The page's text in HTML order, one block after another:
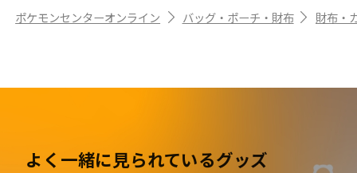
ポケモンセンターオンライン バッグ・ポーチ・財布 財布・
よく一緒に見られているグッズ